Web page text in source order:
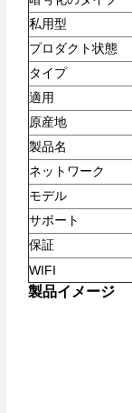
私用型
プロダクト状態
タイプ
適用
原産地
製品名
ネットワーク
モデル
サポート
保証
WIFI
製品イメージ